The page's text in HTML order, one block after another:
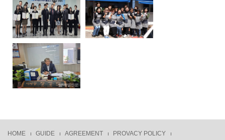
HOME GUIDE AGREEMENT
PROVACY POLICY